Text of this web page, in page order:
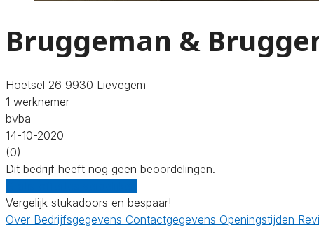
Bruggeman &
Hoetsel 26 9930 Lievegem
1 werknemer
bvba
14-10-2020
(0)
Dit bedrijf heeft nog geen beoordelingen.
Vergelijk stukadoors en bespaar!
Over Bedrijfsgegevens Contactgegevens Openingstijden